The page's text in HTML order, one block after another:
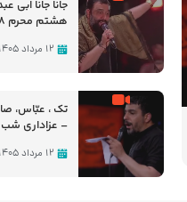
جانا جانا ابی
هشتم محرم 1448 – هیئت بین الحرمین طهران
۱۲ مرداد ۱۴۰۵
تک ، عبّاس،
– عزاداری شب
۱۲ مرداد ۱۴۰۵